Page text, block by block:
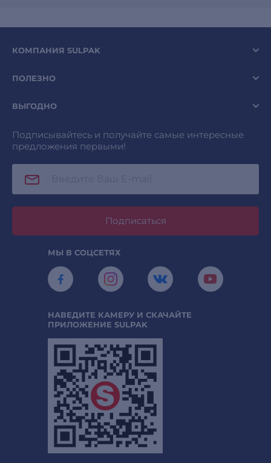
КОМПАНИЯ SULPAK
ПОЛЕЗНО
ВЫГОДНО
Подписывайтесь и получайте самые интересные
предложения первыми!
Подписаться
МЫ В СОЦСЕТЯХ
НАВЕДИТЕ КАМЕРУ И СКАЧАЙТЕ
ПРИЛОЖЕНИЕ SULPAK